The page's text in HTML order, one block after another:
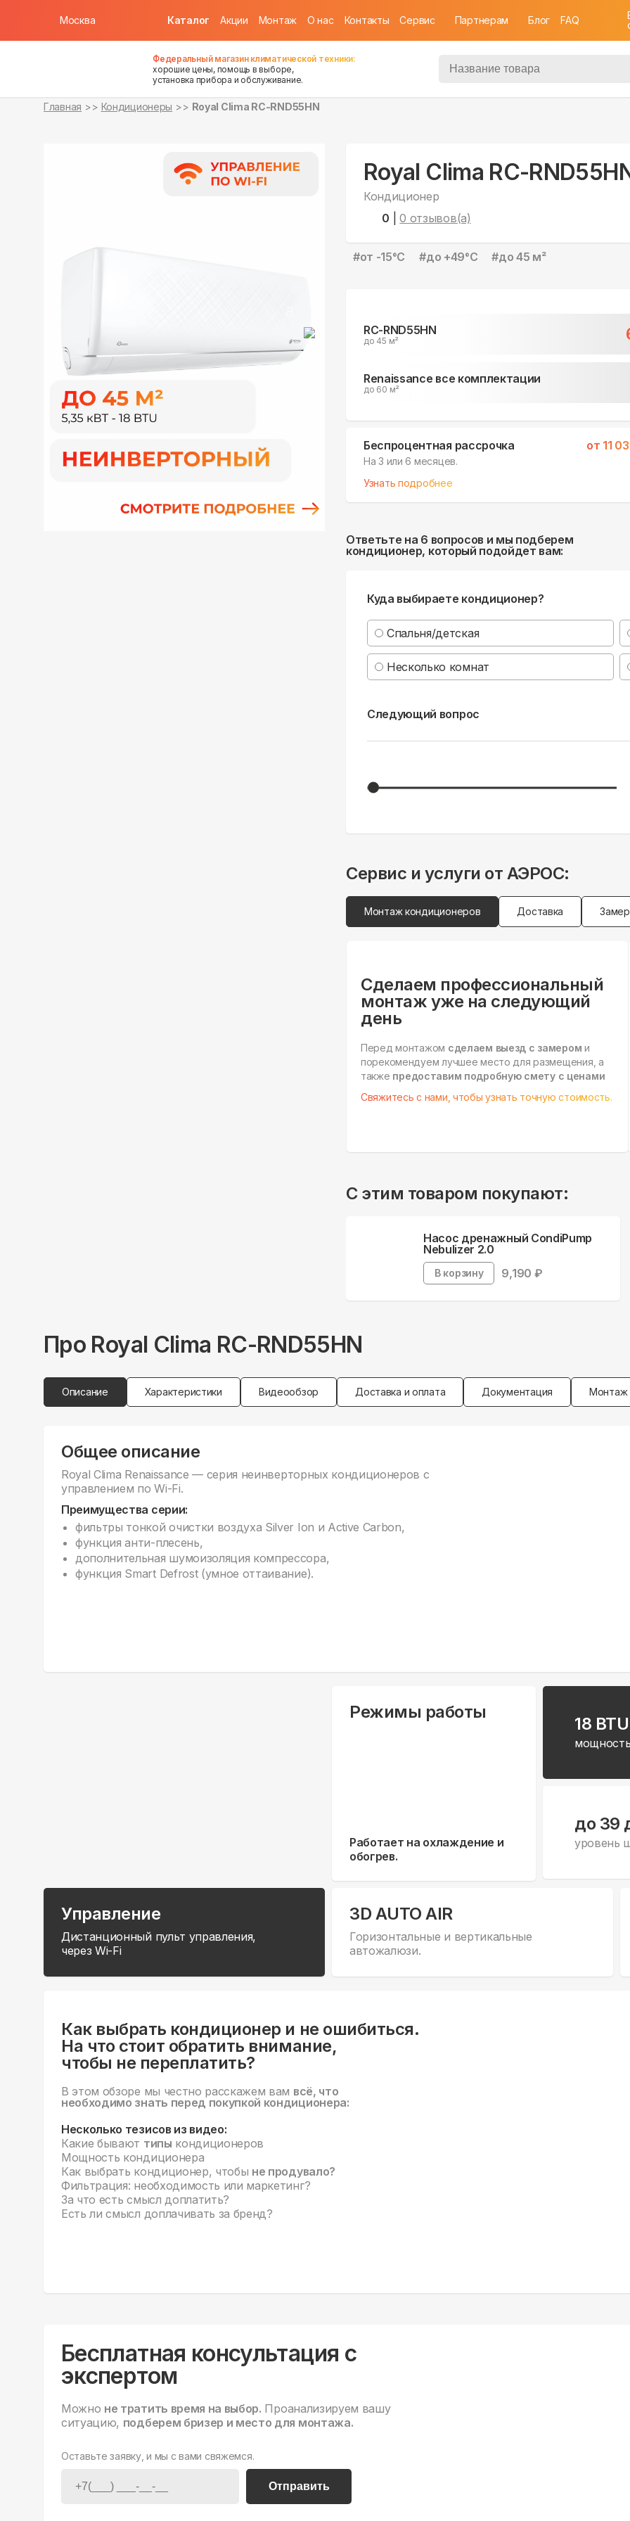
Москва Каталог Акции Монтаж О нас Контакты Cервис Партнерам Блог FAQ
Федеральный магазин климатической техники:
хорошие цены, помощь в выборе,
установка прибора и обслуживание.
Главная Кондиционеры Royal Clima RC-RND55HN
Royal Clima RC-
Кондиционер
0
0 отзывов(а)
#от -15°С #до +49°С #до 45 м²
RC-RND55HN
до 45 м²
в наличии
Renaissance все комплектации
до 60 м²
в наличии
Беспроцентная рассрочка от 11
На 3 или 6 месяцев.
Узнать подробнее
Ответьте на 6 вопросов и мы подберем
кондиционер, который подойдет вам:
Куда выбираете кондиционер?
Спальня/детская
Несколько комнат
Следующий вопрос
Сервис и услуги от АЭРОС:
Монтаж кондиционеров Доставка Замер
Сделаем профессиональный
монтаж уже на следующий
день
Перед монтажом сделаем выезд с замером и
порекомендуем лучшее место для размещения, а
также предоставим подробную смету с ценами
Свяжитесь с нами, чтобы узнать точную стоимость.
С этим товаром покупают:
Насос дренажный CondiPump
Nebulizer 2.0
В корзину 9,190 ₽
Про Royal Clima RC-RND55HN
Описание Характеристики Видеообзор Доставка и оплата Документация Монтаж
Общее описание
Royal Clima Renaissance — серия неинверторных кондиционеров с
управлением по Wi-Fi.
Преимущества серии:
фильтры тонкой очистки воздуха Silver Ion и Active Carbon,
функция анти-плесень,
дополнительная шумоизоляция компрессора,
функция Smart Defrost (умное оттаивание).
Режимы работы
Работает на охлаждение и
обогрев.
18 BTU
до 39
уровень
Управление
Дистанционный пульт управления,
через Wi-Fi
3D AUTO AIR
Горизонтальные и вертикальные
автожалюзи.
Как выбрать кондиционер и не ошибиться.
На что стоит обратить внимание,
чтобы не переплатить?
В этом обзоре мы честно расскажем вам всё, что
необходимо знать перед покупкой кондиционера:
Несколько тезисов из видео:
Какие бывают типы кондиционеров
Мощность кондиционера
Как выбрать кондиционер, чтобы не продувало?
Фильтрация: необходимость или маркетинг?
За что есть смысл доплатить?
Есть ли смысл доплачивать за бренд?
Бесплатная консультация с
экспертом
Можно не тратить время на выбор. Проанализируем вашу
ситуацию, подберем бризер и место для монтажа.
Оставьте заявку, и мы с вами свяжемся.
Отправить